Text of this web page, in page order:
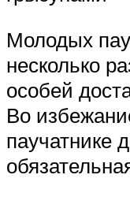
Молодых
несколько
особей
Во
паучатнике